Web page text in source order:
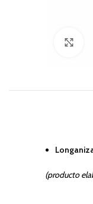
(producto